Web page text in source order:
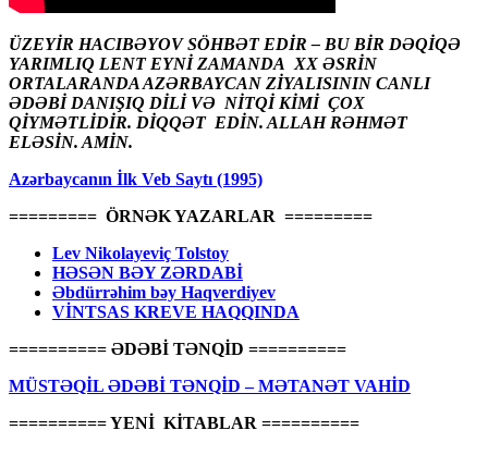
ÜZEYİR HACIBƏYOV SÖHBƏT EDİR – BU BİR DƏQİQƏ
YARIMLIQ LENT EYNİ ZAMANDA XX ƏSRİN
ORTALARANDA AZƏRBAYCAN ZİYALISININ CANLI
ƏDƏBİ DANIŞIQ DİLİ VƏ NİTQİ KİMİ ÇOX
QİYMƏTLİDİR. DİQQƏT EDİN. ALLAH RƏHMƏT
ELƏSİN. AMİN.
Azərbaycanın İlk Veb Saytı (1995)
========= ÖRNƏK YAZARLAR =========
Lev Nikolayeviç Tolstoy
HƏSƏN BƏY ZƏRDABİ
Əbdürrəhim bəy Haqverdiyev
VİNTSAS KREVE HAQQINDA
========== ƏDƏBİ TƏNQİD ==========
MÜSTƏQİL ƏDƏBİ TƏNQİD – MƏTANƏT VAHİD
========== YENİ KİTABLAR ==========